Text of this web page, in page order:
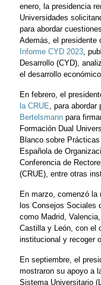
enero, la presidencia
Universidades
para abordar
Además, el presidente
Informe CYD 2023 ,
Desarrollo (CYD),
el desarrollo
En febrero, el
la CRUE , para
Bertelsmann para
Formación Dual
Blanco sobre
Española de
Conferencia de
(CRUE), entre otras
En marzo, comenzó la
los Consejos Sociales
como Madrid, Valencia,
Castilla y León, con el
institucional y recoger
En septiembre, el
mostraron su apoyo a
Sistema Universitario